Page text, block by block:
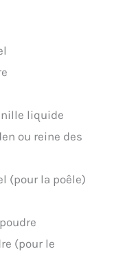
liquide
ou reine des
(pour la poêle)
(pour le